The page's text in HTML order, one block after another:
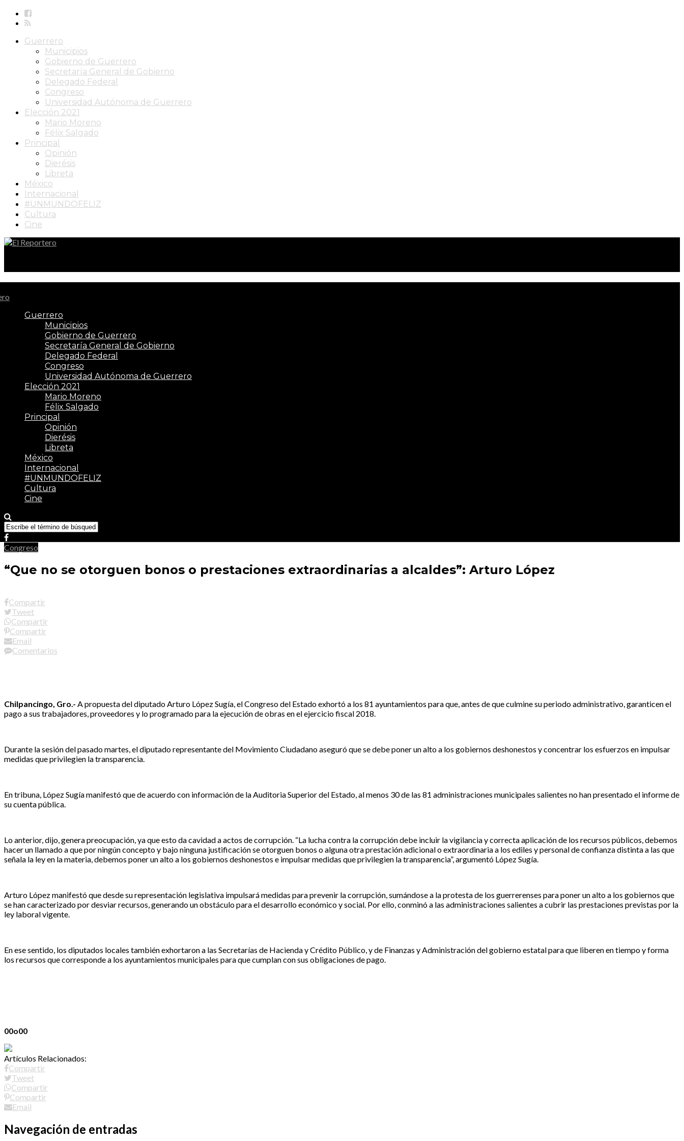
Guerrero
Municipios
Gobierno de Guerrero
Secretaría General de Gobierno
Delegado Federal
Congreso
Universidad Autónoma de Guerrero
Elección 2021
Mario Moreno
Félix Salgado
Principal
Opinión
Dierésis
Libreta
México
Internacional
#UNMUNDOFELIZ
Cultura
Cine
Guerrero
Municipios
Gobierno de Guerrero
Secretaría General de Gobierno
Delegado Federal
Congreso
Universidad Autónoma de Guerrero
Elección 2021
Mario Moreno
Félix Salgado
Principal
Opinión
Dierésis
Libreta
México
Internacional
#UNMUNDOFELIZ
Cultura
Cine
Congreso
“Que no se otorguen bonos o prestaciones extraordinarias a alcaldes”: Arturo López
Compartir
Tweet
Compartir
Compartir
Email
Comentarios
Chilpancingo, Gro.- A propuesta del diputado Arturo López Sugía, el Congreso del Estado exhortó a los 81 ayuntamientos para que, antes de que culmine su periodo administrativo, garanticen el
pago a sus trabajadores, proveedores y lo programado para la ejecución de obras en el ejercicio fiscal 2018.
Durante la sesión del pasado martes, el diputado representante del Movimiento Ciudadano aseguró que se debe poner un alto a los gobiernos deshonestos y concentrar los esfuerzos en impulsar
medidas que privilegien la transparencia.
En tribuna, López Sugía manifestó que de acuerdo con información de la Auditoria Superior del Estado, al menos 30 de las 81 administraciones municipales salientes no han presentado el informe de
su cuenta pública.
Lo anterior, dijo, genera preocupación, ya que esto da cavidad a actos de corrupción. “La lucha contra la corrupción debe incluir la vigilancia y correcta aplicación de los recursos públicos, debemos
hacer un llamado a que por ningún concepto y bajo ninguna justificación se otorguen bonos o alguna otra prestación adicional o extraordinaria a los ediles y personal de confianza distinta a las que
señala la ley en la materia, debemos poner un alto a los gobiernos deshonestos e impulsar medidas que privilegien la transparencia”, argumentó López Sugía.
Arturo López manifestó que desde su representación legislativa impulsará medidas para prevenir la corrupción, sumándose a la protesta de los guerrerenses para poner un alto a los gobiernos que
se han caracterizado por desviar recursos, generando un obstáculo para el desarrollo económico y social. Por ello, conminó a las administraciones salientes a cubrir las prestaciones previstas por la
ley laboral vigente.
En ese sentido, los diputados locales también exhortaron a las Secretarías de Hacienda y Crédito Público, y de Finanzas y Administración del gobierno estatal para que liberen en tiempo y forma
los recursos que corresponde a los ayuntamientos municipales para que cumplan con sus obligaciones de pago.
00o00
Artículos Relacionados:
Compartir
Tweet
Compartir
Compartir
Email
Navegación de entradas